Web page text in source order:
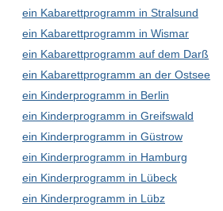
ein Kabarettprogramm in Stralsund
ein Kabarettprogramm in Wismar
ein Kabarettprogramm auf dem Darß
ein Kabarettprogramm an der Ostsee
ein Kinderprogramm in Berlin
ein Kinderprogramm in Greifswald
ein Kinderprogramm in Güstrow
ein Kinderprogramm in Hamburg
ein Kinderprogramm in Lübeck
ein Kinderprogramm in Lübz